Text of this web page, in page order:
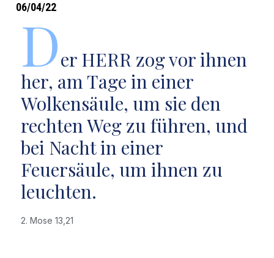
06/04/22
Der HERR zog vor ihnen
her, am Tage in einer
Wolkensäule, um sie den
rechten Weg zu führen, und
bei Nacht in einer
Feuersäule, um ihnen zu
leuchten.
2. Mose 13,21